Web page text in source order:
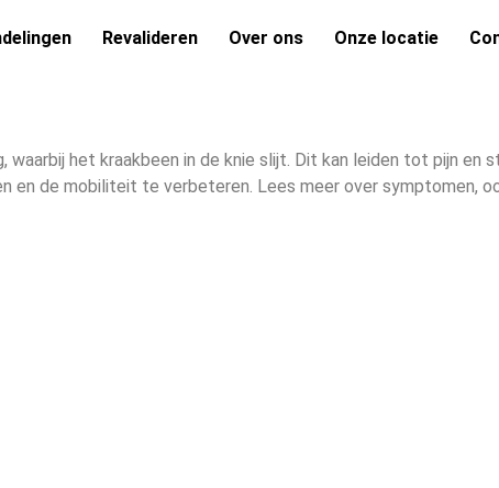
Revalideren Over ons Onze locatie
waarbij het kraakbeen in de knie slijt. Dit kan leiden tot pijn
en de mobiliteit te verbeteren. Lees meer over symptomen,